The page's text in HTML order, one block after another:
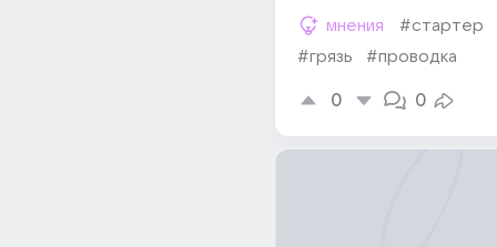
мнения
#стартер
#грязь
#проводка
0 0